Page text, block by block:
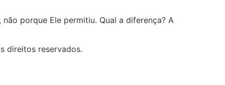
porque Ele permitiu. Qual a diferença? A
direitos reservados.